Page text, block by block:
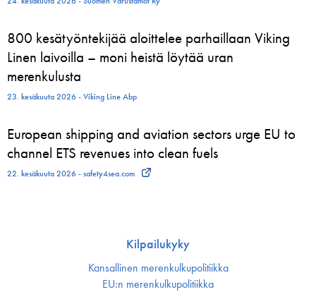
800 kesätyöntekijää aloittelee parhaillaan Viking
Linen laivoilla – moni heistä löytää uran
merenkulusta
23. kesäkuuta 2026 - Viking Line Abp
European shipping and aviation sectors urge EU to
channel ETS revenues into clean fuels
22. kesäkuuta 2026 - safety4sea.com
Kilpailukyky
Kansallinen merenkulku­politiikka
EU:n merenkulku­politiikka